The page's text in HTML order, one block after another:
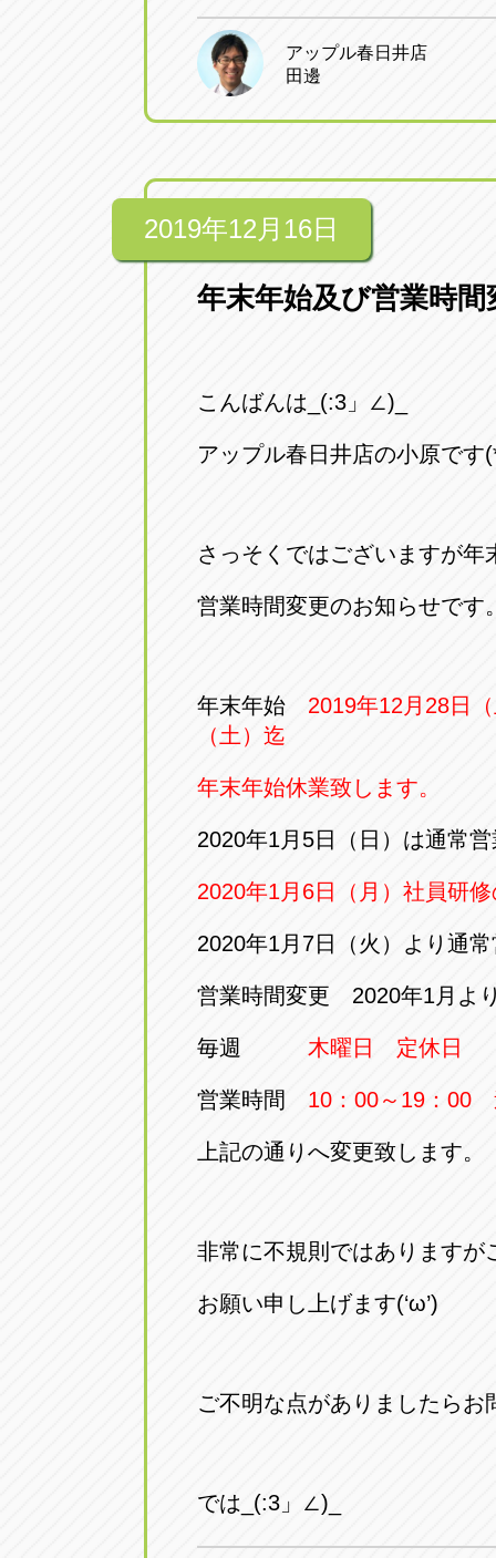
アップル春日井店
田邊
2019年12月16日
年末年始及び営業時
こんばんは_(:3」∠)_
アップル春日井店の小原です
さっそくではございますが年
営業時間変更のお知らせです
年末年始 2019年12月28日
（土）迄
年末年始休業致します。
2020年1月5日（日）は通常
2020年1月6日（月）社員研
2020年1月7日（火）より通
営業時間変更 2020年1月よ
毎週 木曜日 定休日
営業時間 10：00～19：00
上記の通りへ変更致します。
非常に不規則ではありますが
お願い申し上げます(‘ω’)ゞ
ご不明な点がありましたらお
では_(:3」∠)_